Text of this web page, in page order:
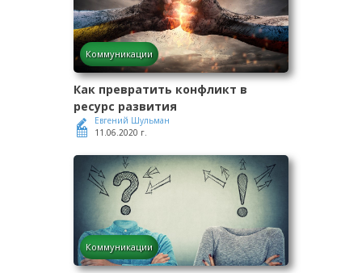
Коммуникации
Как превратить конфликт в
ресурс развития
Евгений Шульман
11.06.2020 г.
Коммуникации